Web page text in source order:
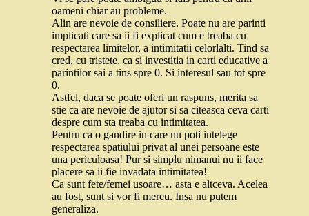
oameni chiar au probleme.
Alin are nevoie de consiliere. Poate nu are parinti
implicati care sa ii fi explicat cum e treaba cu
respectarea limitelor, a intimitatii celorlalti. Tind sa
cred, cu tristete, ca si investitia in carti educative a
parintilor sai a tins spre 0. Si interesul sau tot spre
0.
Astfel, daca se poate oferi un raspuns, merita sa
stie ca are nevoie de ajutor si sa citeasca ceva carti
despre cum sta treaba cu intimitatea.
Pentru ca o gandire in care nu poti intelege
respectarea spatiului privat al unei persoane este
una periculoasa! Pur si simplu nimanui nu ii face
placere sa ii fie invadata intimitatea!
Ca sunt fete/femei usoare… asta e altceva. Acelea
au fost, sunt si vor fi mereu. Insa nu putem
generaliza.